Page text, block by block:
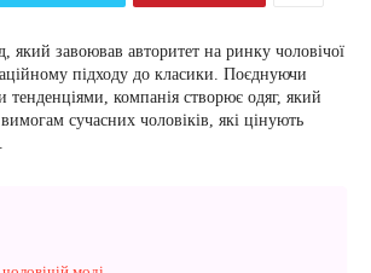
який завоював авторитет на ринку чоловічої
підходу до класики. Поєднуючи
тенденціями, компанія створює одяг, який
вимогам сучасних чоловіків, які цінують